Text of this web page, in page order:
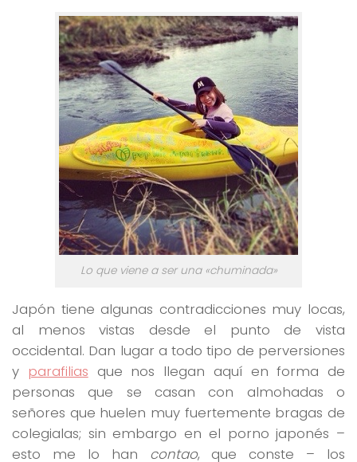
Lo que viene a ser una «chuminada»
Japón tiene algunas contradicciones muy locas,
al menos vistas desde el punto de vista
occidental. Dan lugar a todo tipo de perversiones
y parafilias que nos llegan aquí en forma de
personas que se casan con almohadas o
señores que huelen muy fuertemente bragas de
colegialas; sin embargo en el porno japonés –
esto me lo han contao, que conste – los